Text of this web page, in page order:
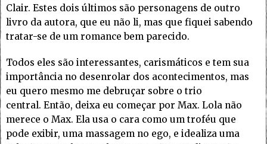
Clair. Estes dois últimos são personagens de outro
livro da autora, que eu não li, mas que fiquei sabendo
tratar-se de um romance bem parecido.
Todos eles são interessantes, carismáticos e tem sua
importância no desenrolar dos acontecimentos, mas
eu quero mesmo me debruçar sobre o trio
central. Então, deixa eu começar por Max. Lola não
merece o Max. Ela usa o cara como um troféu que
pode exibir, uma massagem no ego, e idealiza uma